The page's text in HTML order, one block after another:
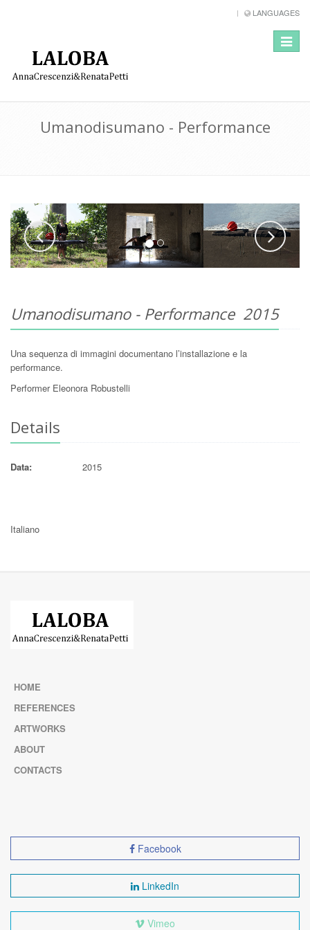
LANGUAGES
Toggle
Umanodisumano - Performance
Umanodisumano - Performance 2015
Una sequenza di immagini documentano l’installazione e la
performance.
Performer Eleonora Robustelli
Details
Data: 2015
Italiano
HOME
REFERENCES
ARTWORKS
ABOUT
CONTACTS
Facebook
LinkedIn
Vimeo